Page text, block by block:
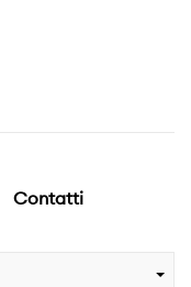
Contatti